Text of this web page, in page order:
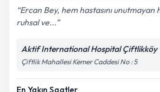
Ercan Bey, hem hastasını unutmayan
ruhsal ve...
Aktif International Hospital Çiftlikköy
Çiftlik Mahallesi Kemer Caddesi No : 5
En Yakın Saatler